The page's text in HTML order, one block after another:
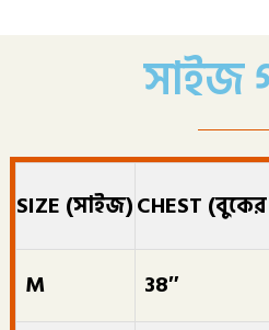
সাইজ
SIZE (সাইজ)CHEST
M 38″